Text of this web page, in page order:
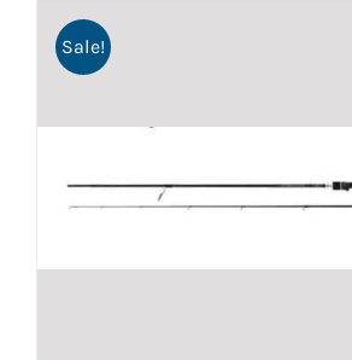
meerdere
variaties.
Deze
worden
de
Sale!